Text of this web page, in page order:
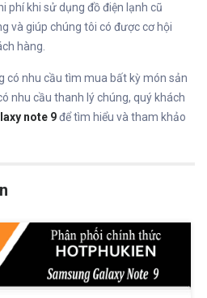
phí khi sử dụng đồ điện lạnh cũ
và giúp chúng tôi có được cơ hội
hàng.
có nhu cầu tìm mua bất kỳ món sản
nhu cầu thanh lý chúng, quý khách
note 9để tìm hiểu và tham khảo